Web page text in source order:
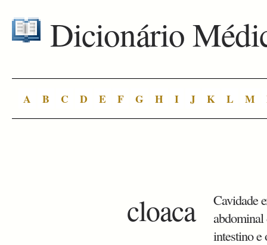
Dicionário
A B C D E F G H I J K L M
cloaca
Cavidade
abdominal
intestino e